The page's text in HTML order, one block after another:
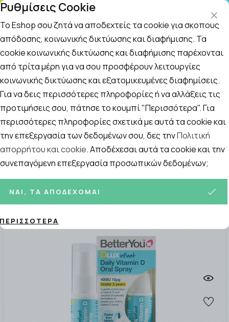
14:00 και Σάββατο
Αναζήτηση
Αρχική / Εταιρίες / BETTER YOU
BETTER YOU
Ταξινόμηση Προβολή
4ΠΡΟΪΌΝΤΑ
Ρυθμίσεις Cookie
Το Eshop σου ζητά να αποδεχτείς τα cookie για σκοπούς
απόδοσης, κοινωνικής δικτύωσης και διαφήμισης. Τα
cookie κοινωνικής δικτύωσης και διαφήμισης παρέχονται
από τρίτα μέρη για να σου προσφέρουν λειτουργίες
κοινωνικής δικτύωσης και εξατομικευμένες διαφημίσεις.
Για να δεις περισσότερες πληροφορίες ή να αλλάξεις τις
προτιμήσεις σου, πάτησε το κουμπί "Περισσότερα". Για
περισσότερες πληροφορίες σχετικά με αυτά τα cookie και
την επεξεργασία των δεδομένων σου, δες τηνΠολιτική
απορρήτου και cookie. Αποδέχεσαι αυτά τα cookie και την
συνεπαγόμενη επεξεργασία προσωπικών δεδομένων;
ΝΑΙ, ΤΑ ΑΠΟΔΈΧΟΜΑΙ
ΠΕΡΙΣΣΌΤΕΡΑ